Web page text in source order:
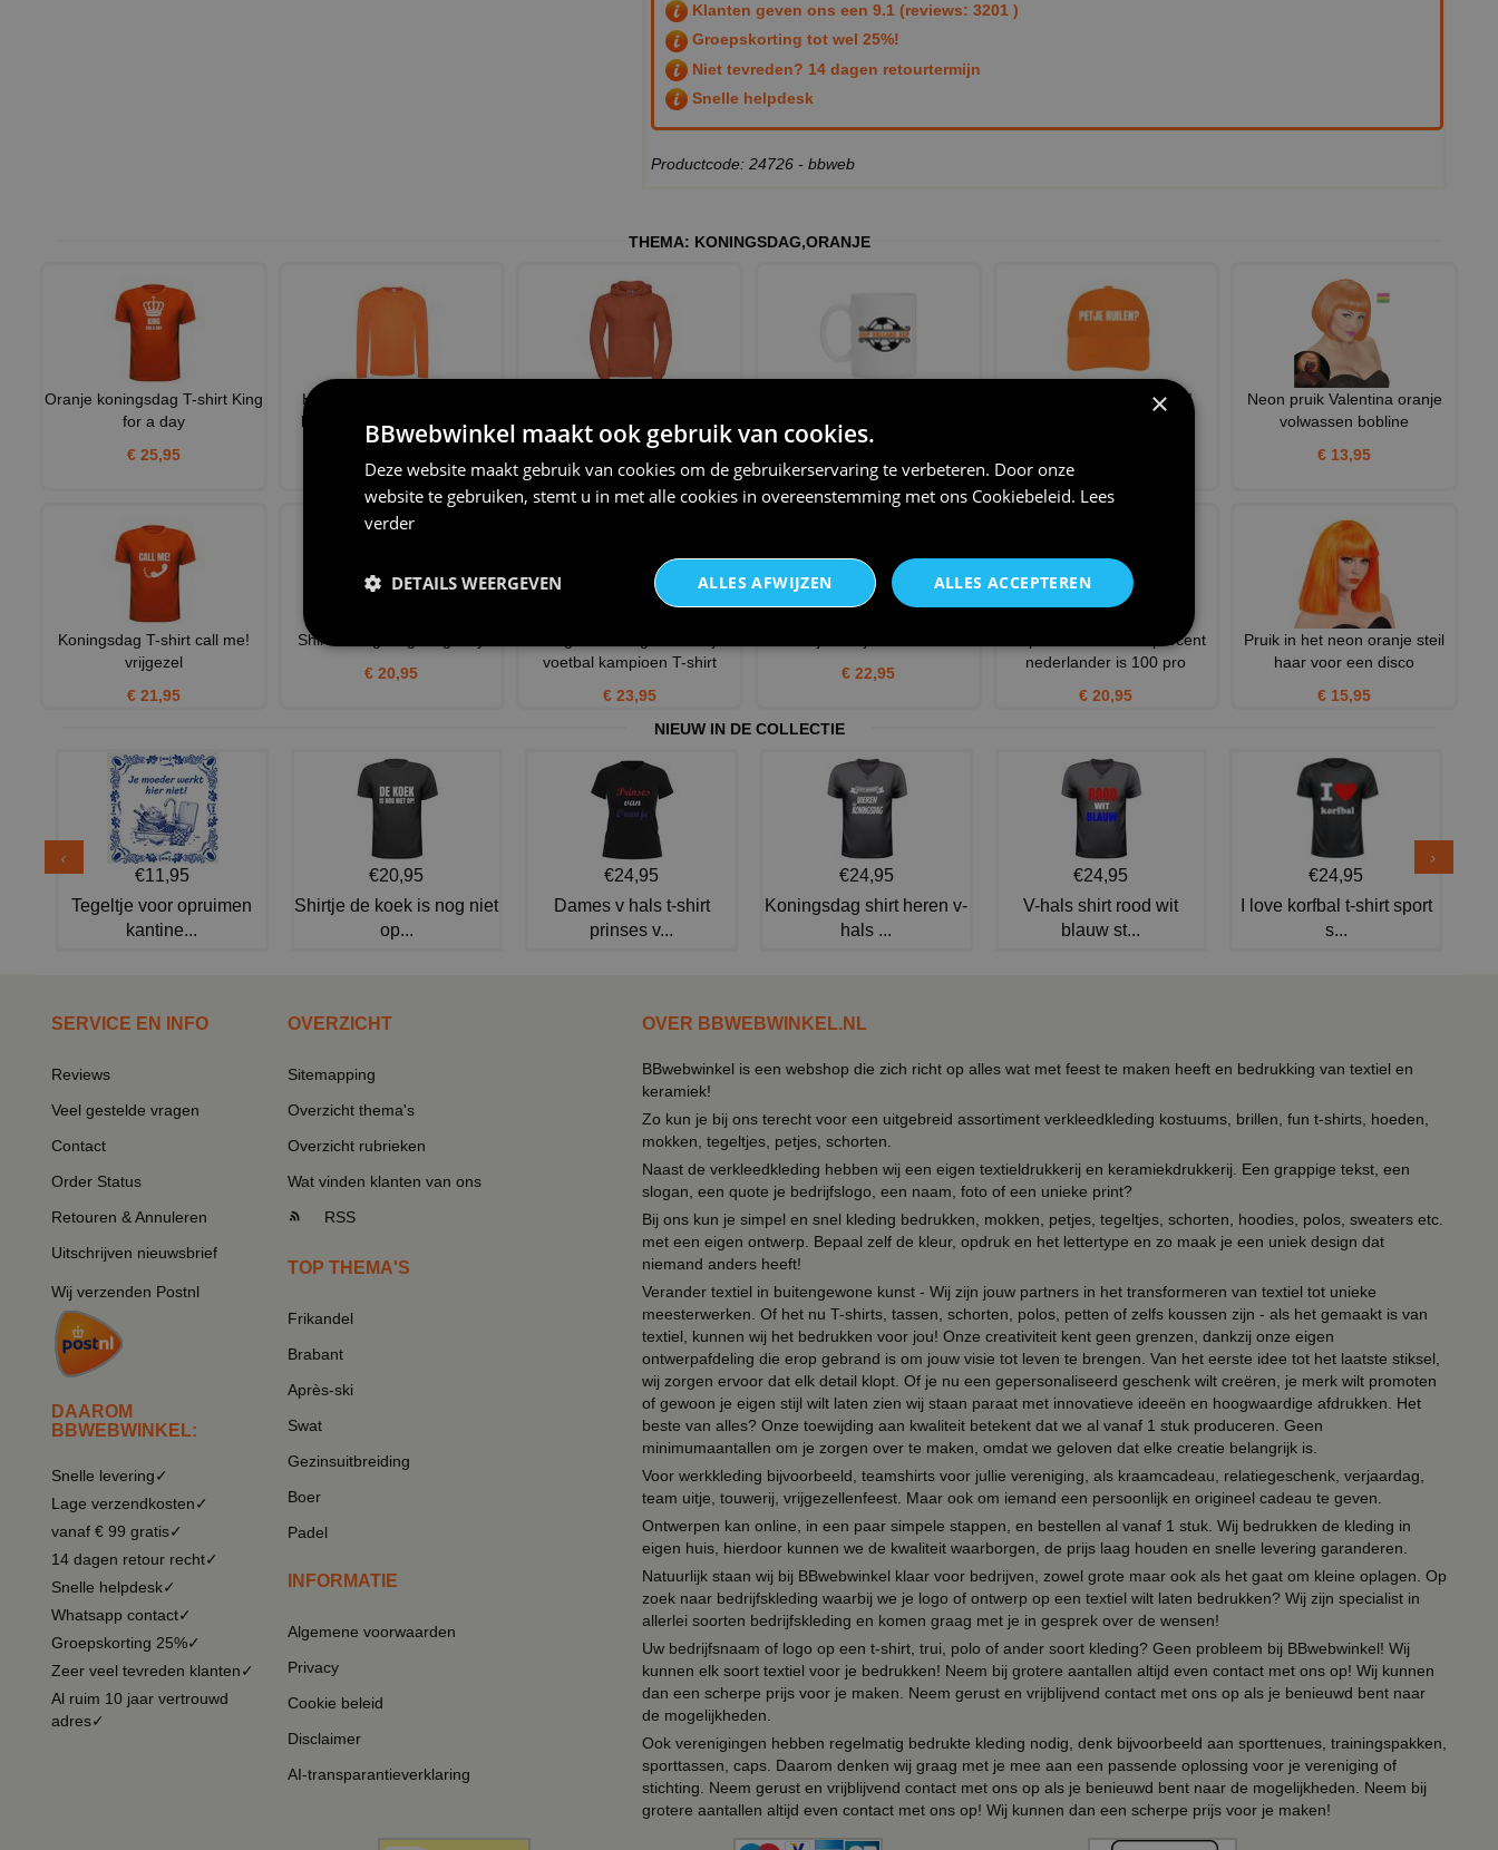
Klanten geven ons een 9.1 (reviews: 3201 )
Groepskorting tot wel 25%!
Niet tevreden? 14 dagen retourtermijn
Snelle helpdesk
Productcode: 24726 - bbweb
THEMA: KONINGSDAG,ORANJE
Oranje koningsdag T-shirt King
for a day
€ 25,95
Heren sport shirtje oranje
lange mouw bedrukbaar t
dubbellaags capuchon
volwassen
€ 33,95
hup voetballen EK WK
Oranje petje petje ruilen!
Neon pruik Valentina oranje
volwassen bobline
€ 13,95
Koningsdag T-shirt call me!
vrijgezel
€ 21,95
Shirt koningsdag Kingsday
€ 20,95
voetbal kampioen T-shirt
€ 23,95
€ 22,95
50 procent dutch 50 procent
nederlander is 100 pro
€ 20,95
Pruik in het neon oranje steil
haar voor een disco
€ 15,95
NIEUW IN DE COLLECTIE
€11,95
Tegeltje voor opruimen
kantine...
€20,95
Shirtje de koek is nog niet
op...
€24,95
Dames v hals t-shirt
prinses v...
€24,95
Koningsdag shirt heren v-
hals ...
€24,95
V-hals shirt rood wit
blauw st...
€24,95
I love korfbal t-shirt sport
s...
SERVICE EN INFO
Reviews
Veel gestelde vragen
Contact
Order Status
Retouren & Annuleren
Uitschrijven nieuwsbrief
Wij verzenden Postnl
DAAROM
BBWEBWINKEL:
Snelle levering✓
Lage verzendkosten✓
vanaf € 99 gratis✓
14 dagen retour recht✓
Snelle helpdesk✓
Whatsapp contact✓
Groepskorting 25%✓
Zeer veel tevreden klanten✓
Al ruim 10 jaar vertrouwd
adres✓
OVERZICHT
Sitemapping
Overzicht thema's
Overzicht rubrieken
Wat vinden klanten van ons
RSS
TOP THEMA'S
Frikandel
Brabant
Après-ski
Swat
Gezinsuitbreiding
Boer
Padel
INFORMATIE
Algemene voorwaarden
Privacy
Cookie beleid
Disclaimer
AI-transparantieverklaring
OVER BBWEBWINKEL.NL
BBwebwinkel is een webshop die zich richt op alles wat met feest te maken heeft en bedrukking van textiel en
keramiek!
Zo kun je bij ons terecht voor een uitgebreid assortiment verkleedkleding kostuums, brillen, fun t-shirts, hoeden,
mokken, tegeltjes, petjes, schorten.
Naast de verkleedkleding hebben wij een eigen textieldrukkerij en keramiekdrukkerij. Een grappige tekst, een
slogan, een quote je bedrijfslogo, een naam, foto of een unieke print?
Bij ons kun je simpel en snel kleding bedrukken, mokken, petjes, tegeltjes, schorten, hoodies, polos, sweaters etc.
met een eigen ontwerp. Bepaal zelf de kleur, opdruk en het lettertype en zo maak je een uniek design dat
niemand anders heeft!
Verander textiel in buitengewone kunst - Wij zijn jouw partners in het transformeren van textiel tot unieke
meesterwerken. Of het nu T-shirts, tassen, schorten, polos, petten of zelfs koussen zijn - als het gemaakt is van
textiel, kunnen wij het bedrukken voor jou! Onze creativiteit kent geen grenzen, dankzij onze eigen
ontwerpafdeling die erop gebrand is om jouw visie tot leven te brengen. Van het eerste idee tot het laatste stiksel,
wij zorgen ervoor dat elk detail klopt. Of je nu een gepersonaliseerd geschenk wilt creëren, je merk wilt promoten
of gewoon je eigen stijl wilt laten zien wij staan paraat met innovatieve ideeën en hoogwaardige afdrukken. Het
beste van alles? Onze toewijding aan kwaliteit betekent dat we al vanaf 1 stuk produceren. Geen
minimumaantallen om je zorgen over te maken, omdat we geloven dat elke creatie belangrijk is.
Voor werkkleding bijvoorbeeld, teamshirts voor jullie vereniging, als kraamcadeau, relatiegeschenk, verjaardag,
team uitje, touwerij, vrijgezellenfeest. Maar ook om iemand een persoonlijk en origineel cadeau te geven.
Ontwerpen kan online, in een paar simpele stappen, en bestellen al vanaf 1 stuk. Wij bedrukken de kleding in
eigen huis, hierdoor kunnen we de kwaliteit waarborgen, de prijs laag houden en snelle levering garanderen.
Natuurlijk staan wij bij BBwebwinkel klaar voor bedrijven, zowel grote maar ook als het gaat om kleine oplagen. Op
zoek naar bedrijfskleding waarbij we je logo of ontwerp op een textiel wilt laten bedrukken? Wij zijn specialist in
allerlei soorten bedrijfskleding en komen graag met je in gesprek over de wensen!
Uw bedrijfsnaam of logo op een t-shirt, trui, polo of ander soort kleding? Geen probleem bij BBwebwinkel! Wij
kunnen elk soort textiel voor je bedrukken! Neem bij grotere aantallen altijd even contact met ons op! Wij kunnen
dan een scherpe prijs voor je maken. Neem gerust en vrijblijvend contact met ons op als je benieuwd bent naar
de mogelijkheden.
Ook verenigingen hebben regelmatig bedrukte kleding nodig, denk bijvoorbeeld aan sporttenues, trainingspakken,
sporttassen, caps. Daarom denken wij graag met je mee aan een passende oplossing voor je vereniging of
stichting. Neem gerust en vrijblijvend contact met ons op als je benieuwd bent naar de mogelijkheden. Neem bij
grotere aantallen altijd even contact met ons op! Wij kunnen dan een scherpe prijs voor je maken!
×
BBwebwinkel maakt ook gebruik van cookies.
Deze website maakt gebruik van cookies om de gebruikerservaring te verbeteren. Door onze
website te gebruiken, stemt u in met alle cookies in overeenstemming met ons Cookiebeleid. Lees
verder
ALLES ACCEPTEREN
ALLES AFWIJZEN
DETAILS WEERGEVEN